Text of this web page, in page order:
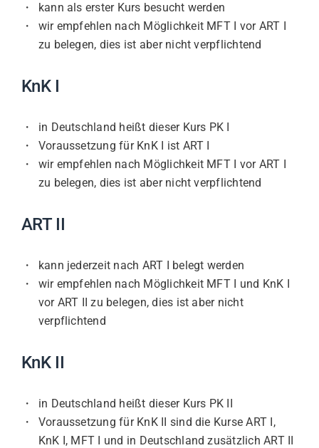
kann als erster Kurs besucht werden
wir empfehlen nach Möglichkeit MFT I vor ART I
zu belegen, dies ist aber nicht verpflichtend
KnK I
in Deutschland heißt dieser Kurs PK I
Voraussetzung für KnK I ist ART I
wir empfehlen nach Möglichkeit MFT I vor ART I
zu belegen, dies ist aber nicht verpflichtend
ART II
kann jederzeit nach ART I belegt werden
wir empfehlen nach Möglichkeit MFT I und KnK I
vor ART II zu belegen, dies ist aber nicht
verpflichtend
KnK II
in Deutschland heißt dieser Kurs PK II
Voraussetzung für KnK II sind die Kurse ART I,
KnK I, MFT I und in Deutschland zusätzlich ART II